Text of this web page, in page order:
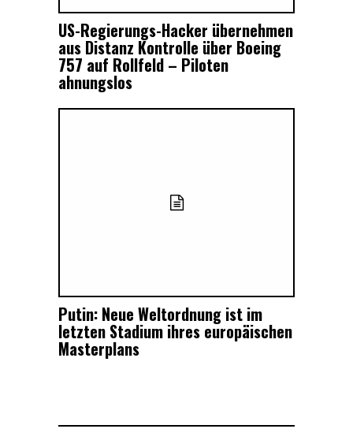
US-Regierungs-Hacker übernehmen
aus Distanz Kontrolle über Boeing
757 auf Rollfeld – Piloten
ahnungslos
Putin: Neue Weltordnung ist im
letzten Stadium ihres europäischen
Masterplans